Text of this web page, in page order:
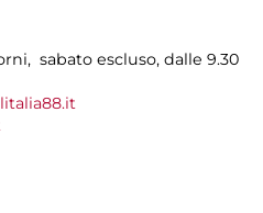
sabato escluso, dalle 9.30